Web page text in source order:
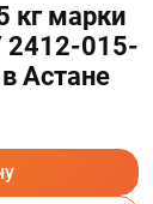
кг марки
2412-015-
Астанe